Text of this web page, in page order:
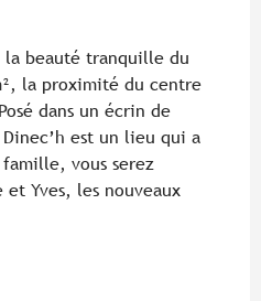
beauté tranquille du
la proximité du centre
dans un écrin de
est un lieu qui a
vous serez
Yves, les nouveaux